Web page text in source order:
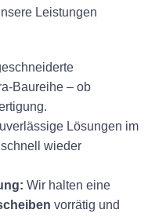
Leistungen
Baureihe – ob
Lösungen im
wieder
Wir halten eine
vorrätig und